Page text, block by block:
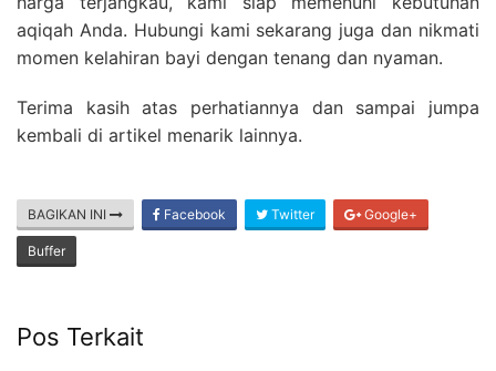
aqiqah Anda. Hubungi kami sekarang juga dan nikmati
momen kelahiran bayi dengan tenang dan nyaman.
Terima kasih atas perhatiannya dan sampai jumpa
kembali di artikel menarik lainnya.
BAGIKAN INI Facebook Twitter Google+
Buffer
Pos Terkait